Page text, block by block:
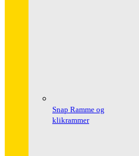
Snap Ramme og
klikrammer